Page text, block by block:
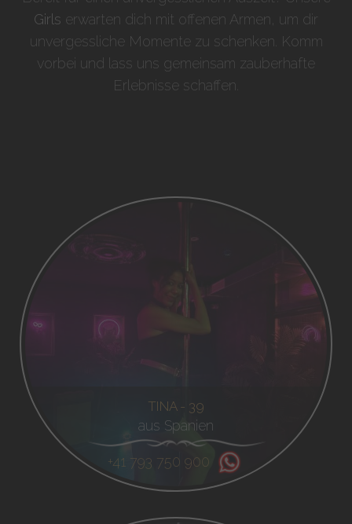
Girls erwarten dich mit offenen Armen, um dir
unvergessliche Momente zu schenken. Komm
vorbei und lass uns gemeinsam zauberhafte
Erlebnisse schaffen.
TINA - 39
aus Spanien
+41 793 750 900